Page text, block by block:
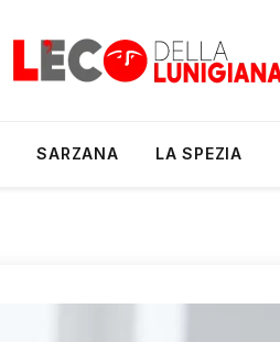
SARZANA LA SPEZIA